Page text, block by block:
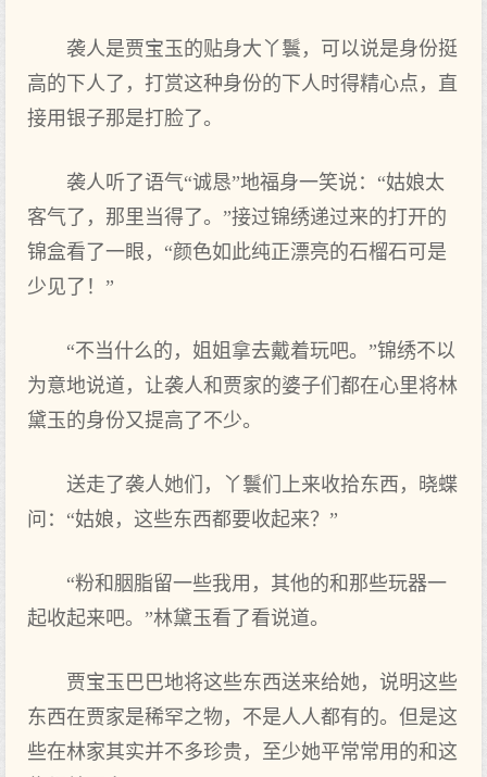
袭人是贾宝玉的贴身大丫鬟，可以说是身份挺
高的下人了，打赏这种身份的下人时得精心点，直
接用银子那是打脸了。
袭人听了语气“诚恳”地福身一笑说：“姑娘太
客气了，那里当得了。”接过锦绣递过来的打开的
锦盒看了一眼，“颜色如此纯正漂亮的石榴石可是
少见了！”
“不当什么的，姐姐拿去戴着玩吧。”锦绣不以
为意地说道，让袭人和贾家的婆子们都在心里将林
黛玉的身份又提高了不少。
送走了袭人她们，丫鬟们上来收拾东西，晓蝶
问：“姑娘，这些东西都要收起来？”
“粉和胭脂留一些我用，其他的和那些玩器一
起收起来吧。”林黛玉看了看说道。
贾宝玉巴巴地将这些东西送来给她，说明这些
东西在贾家是稀罕之物，不是人人都有的。但是这
些在林家其实并不多珍贵，至少她平常常用的和这